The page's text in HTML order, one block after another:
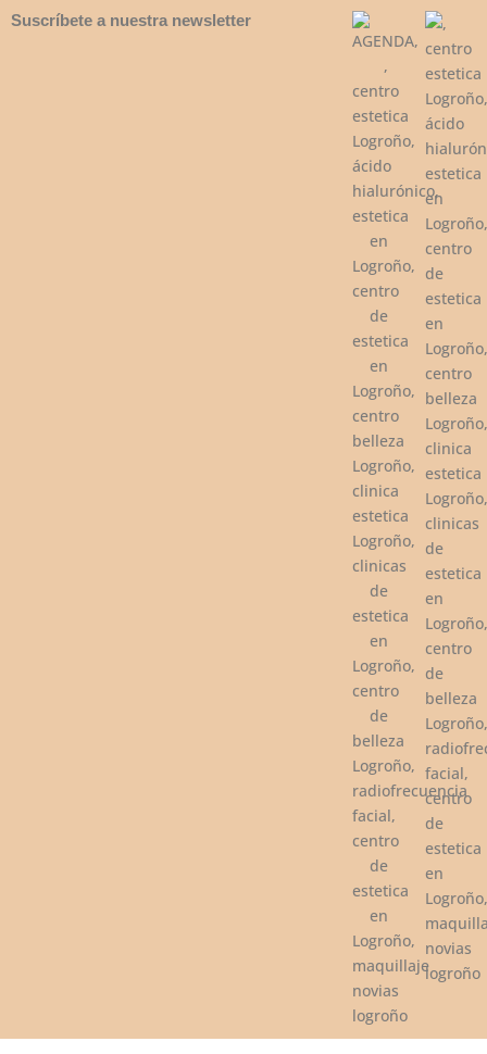
Suscríbete a nuestra newsletter